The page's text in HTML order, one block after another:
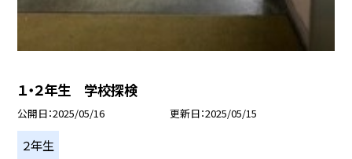
１・２年生 学校探検
公開日 2025/05/16 更新日 2025/05/15
２年生